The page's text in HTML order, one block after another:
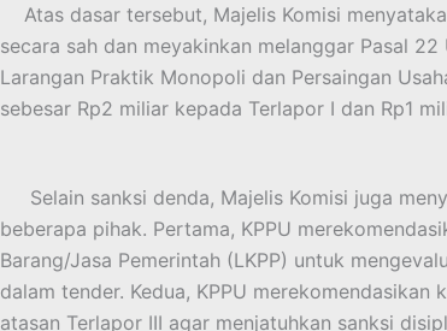
Atas dasar tersebut, Majelis Komisi
secara sah dan meyakinkan melanggar Pasal
Larangan Praktik Monopoli dan Persaingan
sebesar Rp2 miliar kepada Terlapor I dan Rp1
Selain sanksi denda, Majelis Komisi juga
beberapa pihak. Pertama, KPPU
Barang/Jasa Pemerintah (LKPP) untuk
dalam tender. Kedua, KPPU merekomendasikan
atasan Terlapor III agar menjatuhkan sanksi